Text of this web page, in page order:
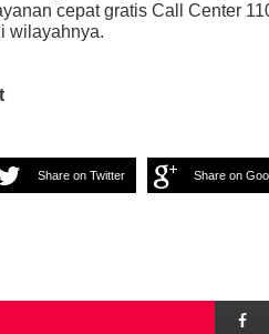
cepat gratis Call Center
wilayahnya.
Share on Twitter Share on